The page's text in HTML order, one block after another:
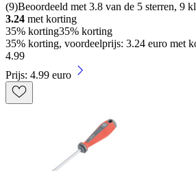
(9)Beoordeeld met 3.8 van de 5 sterren, 9
3.24 met korting
35% korting35% korting
35% korting, voordeelprijs: 3.24 euro met
4.99
Prijs: 4.99 euro